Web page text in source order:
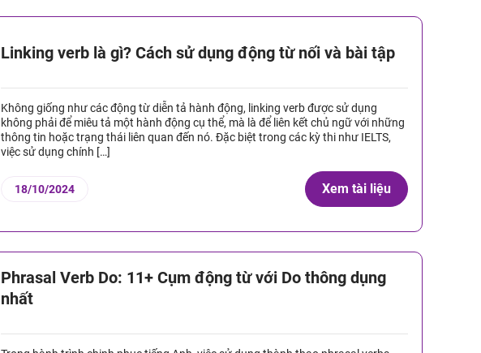
Linking verb là gì? Cách sử dụng động từ nối và bài tập
Không giống như các động từ diễn tả hành động, linking verb được sử dụng
không phải để miêu tả một hành động cụ thể, mà là để liên kết chủ ngữ với những
thông tin hoặc trạng thái liên quan đến nó. Đặc biệt trong các kỳ thi như IELTS,
việc sử dụng chính […]
18/10/2024 Xem tài liệu
Phrasal Verb Do: 11+ Cụm động từ với Do thông dụng
nhất